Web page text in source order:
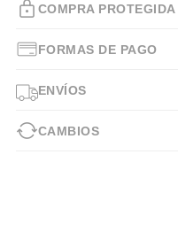
COMPRA PROTEGIDA
FORMAS DE PAGO
ENVÍOS
CAMBIOS